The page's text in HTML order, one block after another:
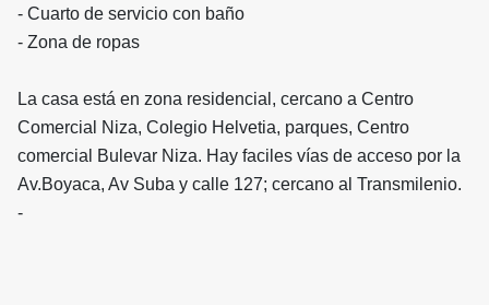
- Cuarto de servicio con baño
- Zona de ropas
La casa está en zona residencial, cercano a Centro
Comercial Niza, Colegio Helvetia, parques, Centro
comercial Bulevar Niza. Hay faciles vías de acceso por la
Av.Boyaca, Av Suba y calle 127; cercano al Transmilenio.
-